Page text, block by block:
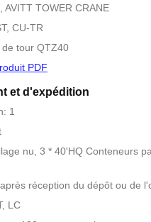
AVITT TOWER CRANE
CU-TR
tour QTZ40
PDF
et d'expédition
1
nu, 3 * 40'HQ Conteneurs
réception du dépôt ou de
LC